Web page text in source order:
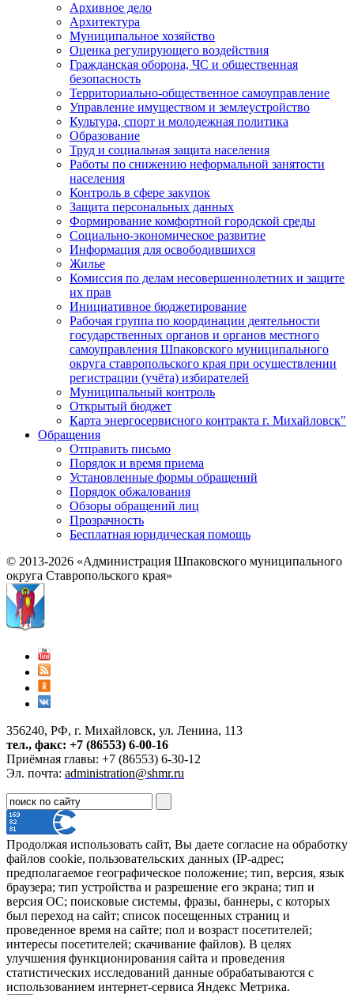
Архивное дело
Архитектура
Муниципальное хозяйство
Оценка регулирующего воздействия
Гражданская оборона, ЧС и общественная
безопасность
Территориально-общественное самоуправление
Управление имуществом и землеустройство
Культура, спорт и молодежная политика
Образование
Труд и социальная защита населения
Работы по снижению неформальной занятости
населения
Контроль в сфере закупок
Защита персональных данных
Формирование комфортной городской среды
Социально-экономическое развитие
Информация для освободившихся
Жилье
Комиссия по делам несовершеннолетних и защите
их прав
Инициативное бюджетирование
Рабочая группа по координации деятельности
государственных органов и органов местного
самоуправления Шпаковского муниципального
округа ставропольского края при осуществлении
регистрации (учёта) избирателей
Муниципальный контроль
Открытый бюджет
Карта энергосервисного контракта г. Михайловск"
Обращения
Отправить письмо
Порядок и время приема
Установленные формы обращений
Порядок обжалования
Обзоры обращений лиц
Прозрачность
Бесплатная юридическая помощь
© 2013-2026 «Администрация Шпаковского муниципального
округа Ставропольского края»
356240, РФ, г. Михайловск, ул. Ленина, 113
тел., факс: +7 (86553) 6-00-16
Приёмная главы: +7 (86553) 6-30-12
Эл. почта: administration@shmr.ru
Продолжая использовать сайт, Вы даете согласие на обработку
файлов cookie, пользовательских данных (IP-адрес;
предполагаемое географическое положение; тип, версия, язык
браузера; тип устройства и разрешение его экрана; тип и
версия ОС; поисковые системы, фразы, баннеры, с которых
был переход на сайт; список посещенных страниц и
проведенное время на сайте; пол и возраст посетителей;
интересы посетителей; скачивание файлов). В целях
улучшения функционирования сайта и проведения
статистических исследований данные обрабатываются с
использованием интернет-сервиса Яндекс Метрика.